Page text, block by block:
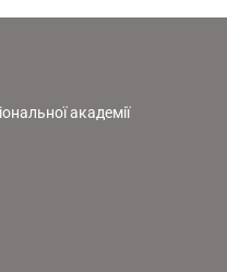
академії